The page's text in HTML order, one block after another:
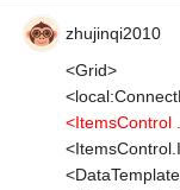
zhujinqi2010
<Grid>
<ItemsControl